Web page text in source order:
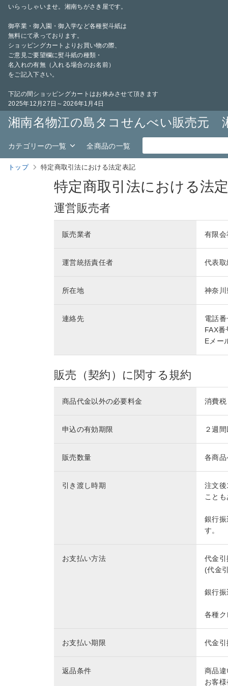
いらっしゃいませ。湘南ちがさき屋です。
御卒業・御入園・御入学など各種熨斗紙は
無料にて承っております。
ショッピングカートよりお買い物の際、
ご意見ご要望欄に熨斗紙の種類・
名入れの有無（入れる場合のお名前）
をご記入下さい。
下記の間ショッピングカートはお休みさせて頂きます
2025年12月27日～2026年1月4日
湘南名物江の島タコせんべい販売元
カテゴリーの一覧 全商品の一覧
トップ 特定商取引法における法定表記
特定商取引法における法
運営販売者
販売業者 有限
運営統括責任者 代表
所在地 神奈
連絡先
電話
FAX
Eメー
販売（契約）に関する規約
商品代金以外の必要料金 消費
申込の有効期限 ２週
販売数量 各商
引き渡し時期
注文
こと
銀行
す。
お支払い方法
代金引
(代金
銀行振
各種
お支払い期限 代金
返品条件
商品
お客